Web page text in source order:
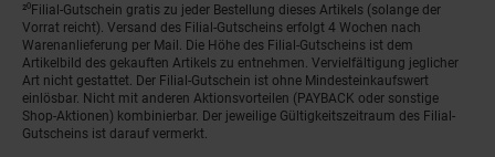
²⁰Filial-Gutschein gratis zu jeder Bestellung dieses Artikels (solange der
Vorrat reicht). Versand des Filial-Gutscheins erfolgt 4 Wochen nach
Warenanlieferung per Mail. Die Höhe des Filial-Gutscheins ist dem
Artikelbild des gekauften Artikels zu entnehmen. Vervielfältigung jeglicher
Art nicht gestattet. Der Filial-Gutschein ist ohne Mindesteinkaufswert
einlösbar. Nicht mit anderen Aktionsvorteilen (PAYBACK oder sonstige
Shop-Aktionen) kombinierbar. Der jeweilige Gültigkeitszeitraum des Filial-
Gutscheins ist darauf vermerkt.